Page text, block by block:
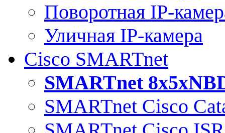
Поворотная IP-
Уличная IP-камера
Cisco SMARTnet
SMARTnet
SMARTnet Cisco